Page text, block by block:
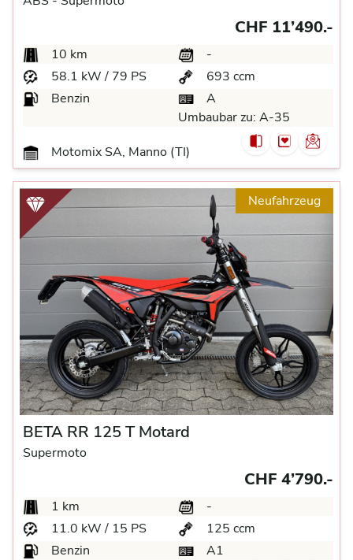
CHF 11’490.-
10 km
-
58.1 kW / 79 PS
693 ccm
Benzin
A
Umbaubar zu: A-35
Motomix SA, Manno (TI)
Neufahrzeug
BETA RR 125 T Motard
Supermoto
CHF 4’790.-
1 km
-
11.0 kW / 15 PS
125 ccm
Benzin
A1